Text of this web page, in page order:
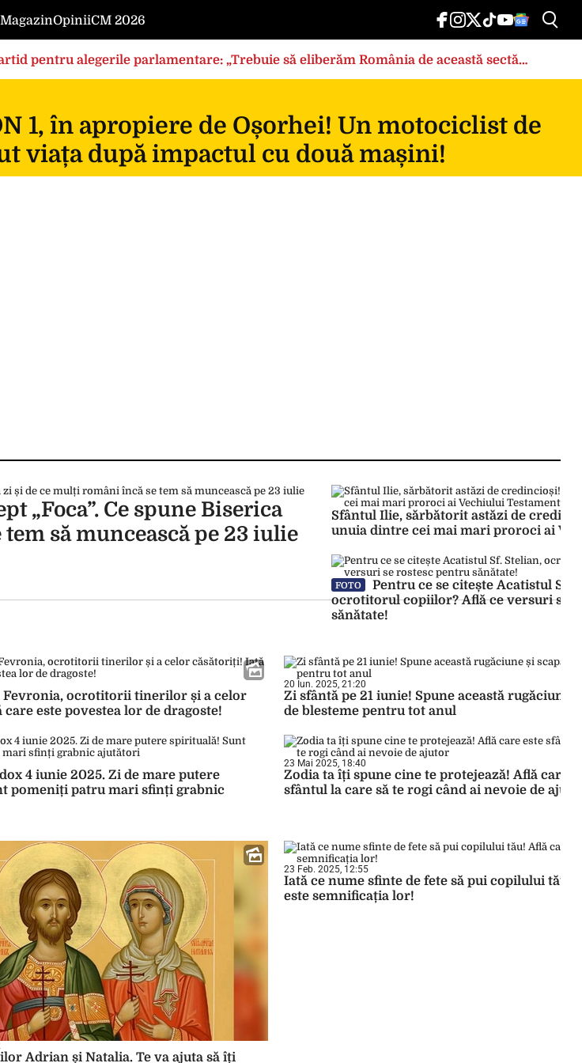
MagazinOpiniiCM 2026
pentru alegerile parlamentare: „Trebuie să eliberăm România de această sectă
1, în apropiere de Oșorhei! Un motociclist de
viața după impactul cu două mașini!
„Foca”. Ce spune Biserica
să muncească pe 23 iulie
Sfântul Ilie, sărbătorit astăzi de
unuia dintre cei mai mari proroci ai
FOTO
Pentru ce se citește Acatistul Sf.
ocrotitorul copiilor? Află ce versuri se
sănătate!
Fevronia, ocrotitorii tinerilor și a celor
este povestea lor de dragoste!
20 Iun. 2025, 21:20
Zi sfântă pe 21 iunie! Spune această rugăciune
de blesteme pentru tot anul
4 iunie 2025. Zi de mare putere
pomeniți patru mari sfinți grabnic
23 Mai 2025, 18:40
Zodia ta îți spune cine te protejează! Află care
sfântul la care să te rogi când ai nevoie de
Adrian și Natalia. Te va ajuta să îți
23 Feb. 2025, 12:55
Iată ce nume sfinte de fete să pui copilului tău!
este semnificația lor!